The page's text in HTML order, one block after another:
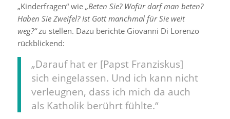
„Kinderfragen“ wie „Beten Sie? Wofür darf man beten?
Haben Sie Zweifel? Ist Gott manchmal für Sie weit
weg?“zu stellen. Dazu berichte Giovanni Di Lorenzo
rückblickend:
„Darauf hat er [Papst Franziskus]
sich eingelassen. Und ich kann nicht
verleugnen, dass ich mich da auch
als Katholik berührt fühlte.“